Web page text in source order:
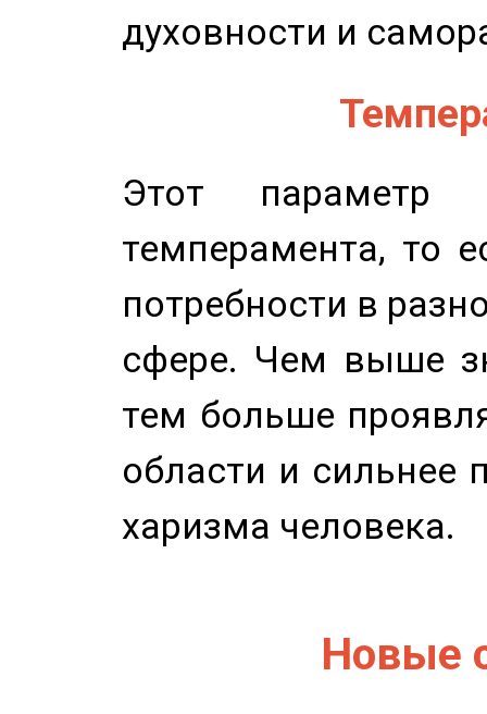
духовности и
Этот параметр
темперамента, то
потребности в
сфере. Чем выше
тем больше
области и сильнее
харизма человека.
Новые